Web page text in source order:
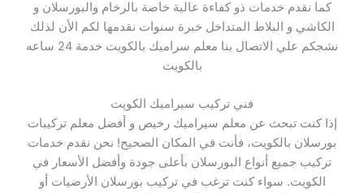
كما نقدم خدمات ذو كفاءة عالية خاصة بالرخام والبورسلان و
الكاشي و البلاط المتداخل خبرة سنوات نقدمها لكم الأن لذلك
نشجكم علي الاتصال بنا معلم سراميك بالكويت خدمة 24 ساعه
بالكويت
فني تركيب سيراميك الكويت
إذا كنت تبحث عن معلم سيراميك رخيص و أفضل معلم تركيبات
بورسلان بالكويت، فأنت في المكان الصحيح! نحن نقدم خدمات
تركيب جميع أنواع البورسلان بأعلى جودة وأفضل الأسعار في
الكويت. سواء كنت ترغب في تركيب بورسلان الأرضيات أو